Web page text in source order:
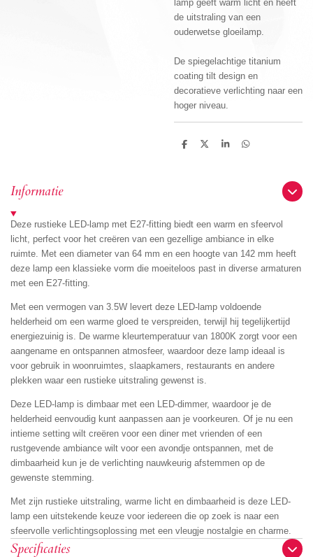
lamp geeft warm licht en heeft
de uitstraling van een
ouderwetse gloeilamp.
De spiegelachtige titanium
coating tilt design en
decoratieve verlichting naar een
hoger niveau.
D
D
S
D
Informatie
Deze rustieke LED-lamp met E27-fitting biedt een warm en sfeervol
licht, perfect voor het creëren van een gezellige ambiance in elke
ruimte. Met een diameter van 64 mm en een hoogte van 142 mm heeft
deze lamp een klassieke vorm die moeiteloos past in diverse armaturen
met een E27-fitting.
Met een vermogen van 3.5W levert deze LED-lamp voldoende
helderheid om een warme gloed te verspreiden, terwijl hij tegelijkertijd
energiezuinig is. De warme kleurtemperatuur van 1800K zorgt voor een
aangename en ontspannen atmosfeer, waardoor deze lamp ideaal is
voor gebruik in woonruimtes, slaapkamers, restaurants en andere
plekken waar een rustieke uitstraling gewenst is.
Deze LED-lamp is dimbaar met een LED-dimmer, waardoor je de
helderheid eenvoudig kunt aanpassen aan je voorkeuren. Of je nu een
intieme setting wilt creëren voor een diner met vrienden of een
rustgevende ambiance wilt voor een avondje ontspannen, met de
dimbaarheid kun je de verlichting nauwkeurig afstemmen op de
gewenste stemming.
Met zijn rustieke uitstraling, warme licht en dimbaarheid is deze LED-
lamp een uitstekende keuze voor iedereen die op zoek is naar een
sfeervolle verlichtingsoplossing met een vleugje nostalgie en charme.
Specificaties